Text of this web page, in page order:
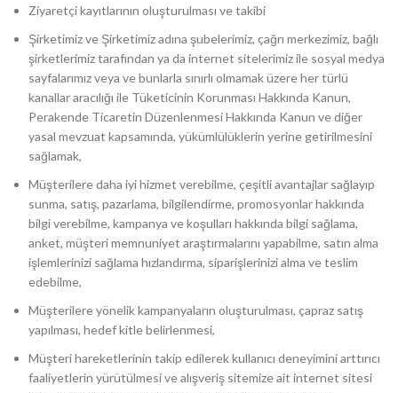
Ziyaretçi kayıtlarının oluşturulması ve takibi
Şirketimiz ve Şirketimiz adına şubelerimiz, çağrı merkezimiz, bağlı
şirketlerimiz tarafından ya da internet sitelerimiz ile sosyal medya
sayfalarımız veya ve bunlarla sınırlı olmamak üzere her türlü
kanallar aracılığı ile Tüketicinin Korunması Hakkında Kanun,
Perakende Ticaretin Düzenlenmesi Hakkında Kanun ve diğer
yasal mevzuat kapsamında, yükümlülüklerin yerine getirilmesini
sağlamak,
Müşterilere daha iyi hizmet verebilme, çeşitli avantajlar sağlayıp
sunma, satış, pazarlama, bilgilendirme, promosyonlar hakkında
bilgi verebilme, kampanya ve koşulları hakkında bilgi sağlama,
anket, müşteri memnuniyet araştırmalarını yapabilme, satın alma
işlemlerinizi sağlama hızlandırma, siparişlerinizi alma ve teslim
edebilme,
Müşterilere yönelik kampanyaların oluşturulması, çapraz satış
yapılması, hedef kitle belirlenmesi,
Müşteri hareketlerinin takip edilerek kullanıcı deneyimini arttırıcı
faaliyetlerin yürütülmesi ve alışveriş sitemize ait internet sitesi